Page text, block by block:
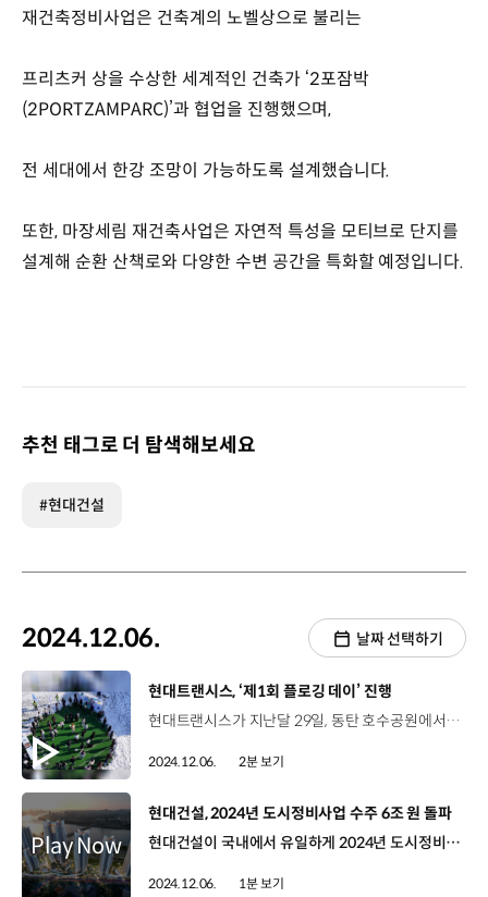
재건축정비사업은 건축계의 노벨상으로 불리는
프리츠커 상을 수상한 세계적인 건축가 ‘2포잠박
(2PORTZAMPARC)’과 협업을 진행했으며,
전 세대에서 한강 조망이 가능하도록 설계했습니다.
또한, 마장세림 재건축사업은 자연적 특성을 모티브로 단지를
설계해 순환 산책로와 다양한 수변 공간을 특화할 예정입니다.
추천 태그로 더 탐색해보세요
#현대건설
2024.12.06. 날짜 선택하기
[동영상]
현대트랜시스, ‘제1회 플로깅 데이’ 진행
현대트랜시스가 지난달 29일, 동탄 호수공원에서 ‘제1회 플로깅 데이(Plogging Day)’를 진행했습니다. 현대트랜시스 시트연구센터 임직원 50여 명이 참석한 이번 행사에서는 동탄 호수공원 2.3㎞ 구간을 산책하며 쓰레기를 줍고, 대형 젠가와 단체 림보, 색판 뒤집기, 신발 양궁 등 미니 올림픽을 진행했습니다. 김왕영 매니저 / 현대트랜시스 전략지원팀신입사원으로서 현대트랜시스의 ESG 환경정화 활동을 함께 참여하게 되어서 굉장히 뜻깊은 시간을 보낼 수 있었습니다. 특히 저희 동기들과 함께 다양한 레크리에이션도 하면서 친해질 수 있는 기회가 되었고 함께 ESG에 대한 관심도를 이끌어갈 수 있어서 좋았습니다. 조현우 매니저 / 현대트랜시스 비즈니스지원팀 이렇게 궂은 날씨에도 자발적으로 임직원들이 참여를 해주셔서 조금 더 뜻깊은 행사가 된 것 같고요. 현대트랜시스가 동탄 지역에 미칠 수 있는 선한 영향력에 대해서 다시 한번 생각해 볼 수 있는 계기가 되었던 것 같습니다. 현대트랜시스는 앞으로도 임직원 참여형 환경 캠페인을 지속적으로 진행할 예정입니다.
2024.12.06. 2분 보기
[동영상]
현대건설, 2024년 도시정비사업 수주 6조 원 돌파
현대건설이 국내에서 유일하게 2024년 도시정비사업 수주액 6조 원을 돌파했습니다. 현대건설은 지난 12월 1일과 11월 30일에 ‘신반포2차아파트’와 ‘마장세림’의 재건축정비사업을 각각 수주하며, 올해 총 6조 612억 원 규모의 9개 사업지를 확보했는데요. 특히, 1조 2,830억 원 규모의 신반포2차아파트 재건축정비사업은 건축계의 노벨상으로 불리는 프리츠커 상을 수상한 세계적인 건축가 ‘2포잠박(2PORTZAMPARC)’과 협업을 진행했으며, 전 세대에서 한강 조망이 가능하도록 설계했습니다. 또한, 마장세림 재건축사업은 자연적 특성을 모티브로 단지를 설계해 순환 산책로와 다양한 수변 공간을 특화할 예정입니다.
2024.12.06. 1분 보기